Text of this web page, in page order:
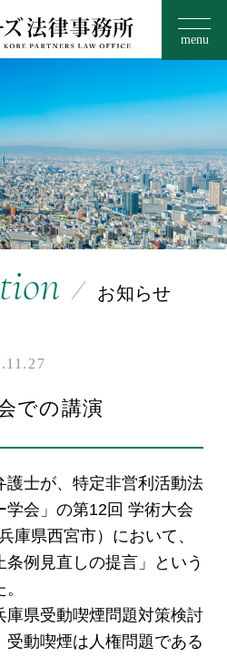
お問い合わせ
menu
お知らせ
での講演
護士が、特定非営利活動法
学会」の第12回 学術大会
庫県西宮市）において、
条例見直しの提言」という
庫県受動喫煙問題対策検討
動喫煙は人権問題である